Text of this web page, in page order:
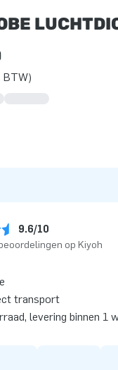
BTW)
9.6/10
op Kiyoh
transport
levering binnen 1